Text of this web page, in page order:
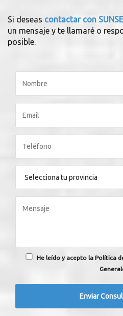
Si deseas contactar con
un mensaje y te llamaré o
posible.
He leído y acepto la Política